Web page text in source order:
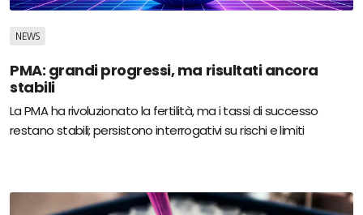
NEWS
PMA: grandi progressi, ma risultati ancora
stabili
La PMA ha rivoluzionato la fertilità, ma i tassi di successo
restano stabili; persistono interrogativi su rischi e limiti